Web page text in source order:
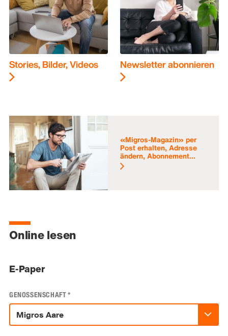
Stories, Bilder, Videos Newsletter abonnieren
«Migros-Magazin» per
Post erhalten, Adresse
ändern, Abonnement...
Online lesen
E-Paper
GENOSSENSCHAFT*